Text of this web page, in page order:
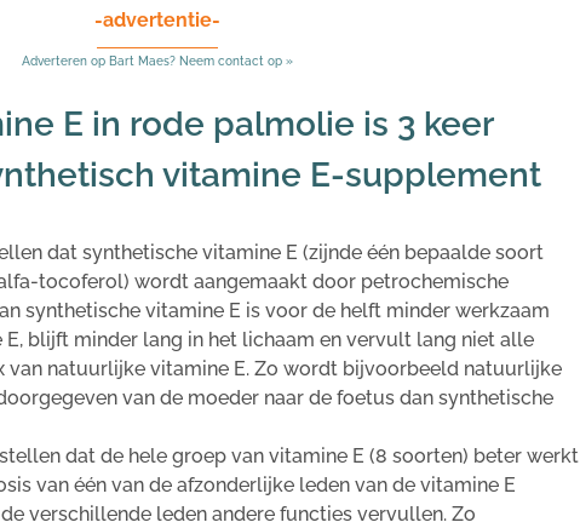
-advertentie-
Adverteren op Bart Maes? Neem contact op »
E in rode palmolie is 3 keer
vitamine E-supplement
dat synthetische vitamine E (zijnde één bepaalde soort
tocoferol) wordt aangemaakt door petrochemische
synthetische vitamine E is voor de helft minder werkzaam
blijft minder lang in het lichaam en vervult lang niet alle
van natuurlijke vitamine E. Zo wordt bijvoorbeeld natuurlijke
van de moeder naar de foetus dan synthetische
dat de hele groep van vitamine E (8 soorten) beter werkt
van één van de afzonderlijke leden van de vitamine E
verschillende leden andere functies vervullen. Zo